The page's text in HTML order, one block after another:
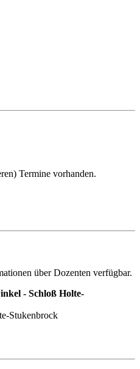
Termine vorhanden.
über Dozenten verfügbar.
- Schloß Holte-
Stukenbrock